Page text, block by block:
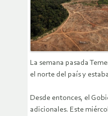
La semana pasada
el norte del país y
Desde entonces, el
adicionales. Este